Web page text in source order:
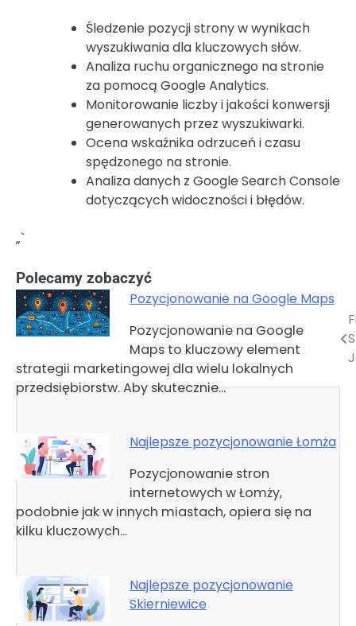
Śledzenie pozycji strony w wynikach
wyszukiwania dla kluczowych słów.
Analiza ruchu organicznego na stronie
za pomocą Google Analytics.
Monitorowanie liczby i jakości konwersji
generowanych przez wyszukiwarki.
Ocena wskaźnika odrzuceń i czasu
spędzonego na stronie.
Analiza danych z Google Search Console
dotyczących widoczności i błędów.
„`
Polecamy zobaczyć
Pozycjonowanie na Google Maps
Pozycjonowanie na Google
Maps to kluczowy element
strategii marketingowej dla wielu lokalnych
przedsiębiorstw. Aby skutecznie…
Najlepsze pozycjonowanie Łomża
Pozycjonowanie stron
internetowych w Łomży,
podobnie jak w innych miastach, opiera się na
kilku kluczowych…
Najlepsze pozycjonowanie
Skierniewice
Nawigacja